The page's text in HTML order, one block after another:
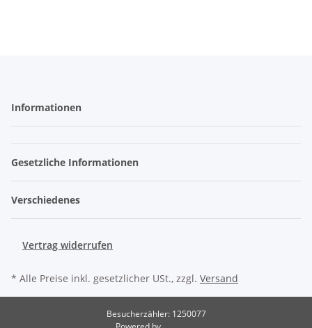
Informationen
Gesetzliche Informationen
Verschiedenes
Vertrag widerrufen
* Alle Preise inkl. gesetzlicher USt., zzgl. Versand
Besucherzähler: 1250077